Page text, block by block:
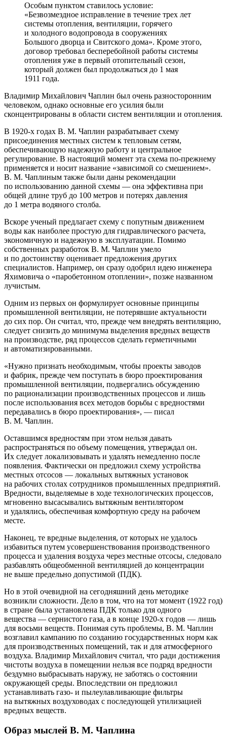
Особым пунктом ставилось условие:
«Безвозмездное исправление в течение трех лет
системы отопления, вентиляции, горячего
и холодного водопровода в сооружениях
Большого дворца и Свитского дома». Кроме этого,
договор требовал бесперебойной работы системы
отопления уже в первый отопительный сезон,
который должен был продолжаться до 1 мая
1911 года.
Владимир Михайлович Чаплин был очень разносторонним
человеком, однако основные его усилия были
сконцентрированы в области систем вентиляции и отопления.
В 1920-х годах В. М. Чаплин разрабатывает схему
присоединения местных систем к тепловым сетям,
обеспечивающую надежную работу и центральное
регулирование. В настоящий момент эта схема по-прежнему
применяется и носит название «зависимой со смешением».
В. М. Чаплиным также были даны рекомендации
по использованию данной схемы — она эффективна при
общей длине труб до 100 метров и потерях давления
до 1 метра водяного столба.
Вскоре ученый предлагает схему с попутным движением
воды как наиболее простую для гидравлического расчета,
экономичную и надежную в эксплуатации. Помимо
собственных разработок В. М. Чаплин умело
и по достоинству оценивает предложения других
специалистов. Например, он сразу одобрил идею инженера
Яхимовича о «паробетонном отоплении», позже названном
лучистым.
Одним из первых он формулирует основные принципы
промышленной вентиляции, не потерявшие актуальности
до сих пор. Он считал, что, прежде чем внедрять вентиляцию,
следует снизить до минимума выделения вредных веществ
на производстве, ряд процессов сделать герметичными
и автоматизированными.
«Нужно признать необходимым, чтобы проекты заводов
и фабрик, прежде чем поступать в бюро проектирования
промышленной вентиляции, подвергались обсуждению
по рационализации производственных процессов и лишь
после использования всех методов борьбы с вредностями
передавались в бюро проектирования», — писал
В. М. Чаплин.
Оставшимся вредностям при этом нельзя давать
распространяться по объему помещения, утверждал он.
Их следует локализовывать и удалять немедленно после
появления. Фактически он предложил схему устройства
местных отсосов — локальных вытяжных установок
на рабочих столах сотрудников промышленных предприятий.
Вредности, выделяемые в ходе технологических процессов,
мгновенно высасывались вытяжным вентилятором
и удалялись, обеспечивая комфортную среду на рабочем
месте.
Наконец, те вредные выделения, от которых не удалось
избавиться путем усовершенствования производственного
процесса и удаления воздуха через местные отсосы, следовало
разбавлять общеобменной вентиляцией до концентрации
не выше предельно допустимой (ПДК).
Но в этой очевидной на сегодняшний день методике
возникли сложности. Дело в том, что на тот момент (1922 год)
в стране была установлена ПДК только для одного
вещества — сернистого газа, а в конце 1920-х годов — лишь
для восьми веществ. Понимая суть проблемы, В. М. Чаплин
возглавил кампанию по созданию государственных норм как
для производственных помещений, так и для атмосферного
воздуха. Владимир Михайлович считал, что ради достижения
чистоты воздуха в помещении нельзя все подряд вредности
бездумно выбрасывать наружу, не заботясь о состоянии
окружающей среды. Впоследствии он предложил
устанавливать газо- и пылеулавливающие фильтры
на вытяжных воздуховодах с последующей утилизацией
вредных веществ.
Образ мыслей В. М. Чаплина